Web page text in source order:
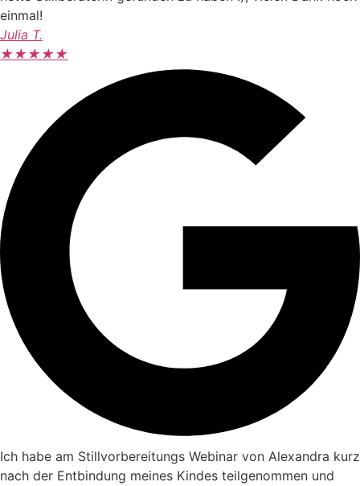
einmal!
Julia T.
★★★★★
Ich habe am Stillvorbereitungs Webinar von Alexandra kurz
nach der Entbindung meines Kindes teilgenommen und